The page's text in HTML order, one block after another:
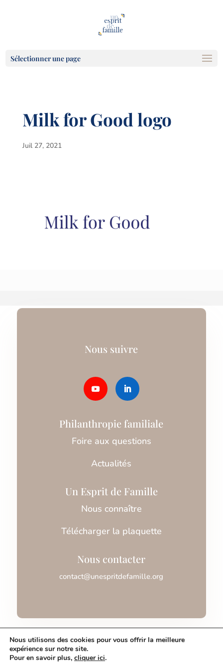
Sélectionner une page
Milk for Good logo
Juil 27, 2021
Nous suivre
Philanthropie familiale
Foire aux questions
Actualités
Un Esprit de Famille
Nous connaître
Télécharger la plaquette
Nous contacter
contact@unespritdefamille.org
Mentions légales
Nous utilisons des cookies pour vous offrir la meilleure
expérience sur notre site.
Pour en savoir plus, cliquer ici.